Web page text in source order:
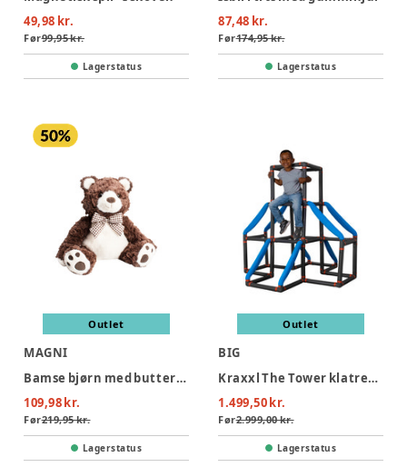
49,98 kr.
Før99,95 kr.
Lagerstatus
87,48 kr.
Før174,95 kr.
Lagerstatus
Outlet
MAGNI
Bamse bjørn med butterfly, 25 cm
109,98 kr.
Før219,95 kr.
Lagerstatus
Outlet
BIG
Kraxxl The Tower klatretårn
1.499,50 kr.
Før2.999,00 kr.
Lagerstatus